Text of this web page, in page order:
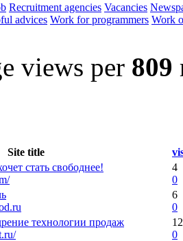
Recruitment agencies Vacancies
advices Work for programmers Work
views per 809
Site title
стать свободнее!
4
0
6
0
технологии продаж
12
0